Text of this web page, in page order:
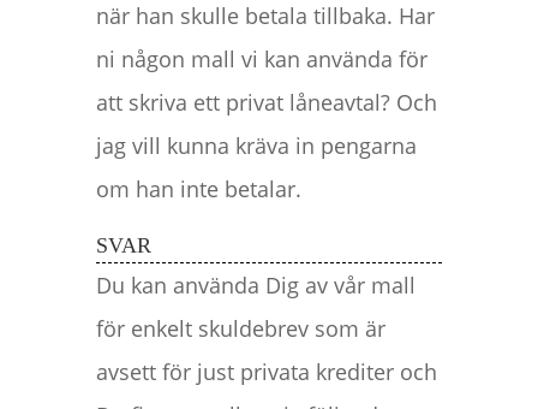
när han skulle betala tillbaka. Har
ni någon mall vi kan använda för
att skriva ett privat låneavtal? Och
jag vill kunna kräva in pengarna
om han inte betalar.
SVAR
Du kan använda Dig av vår mall
för enkelt skuldebrev som är
avsett för just privata krediter och